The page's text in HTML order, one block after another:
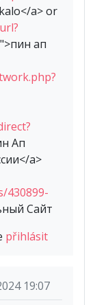
a> or
">пин ап
Ап
a>
430899-
Сайт
přihlásit
19:07